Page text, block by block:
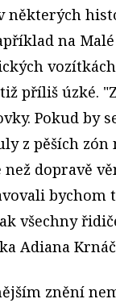
některých
na
příliš úzké.
Pokud by
z pěších zón
dopravě
bychom
všechny
Adiana
znění